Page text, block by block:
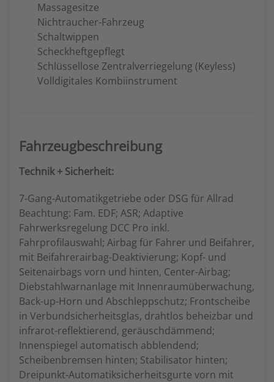
Massagesitze
Nichtraucher-Fahrzeug
Schaltwippen
Scheckheftgepflegt
Schlüssellose Zentralverriegelung (Keyless)
Volldigitales Kombiinstrument
Fahrzeugbeschreibung
Technik + Sicherheit:
7-Gang-Automatikgetriebe oder DSG für Allrad
Beachtung: Fam. EDF; ASR; Adaptive
Fahrwerksregelung DCC Pro inkl.
Fahrprofilauswahl; Airbag für Fahrer und Beifahrer,
mit Beifahrerairbag-Deaktivierung; Kopf- und
Seitenairbags vorn und hinten, Center-Airbag;
Diebstahlwarnanlage mit Innenraumüberwachung,
Back-up-Horn und Abschleppschutz; Frontscheibe
in Verbundsicherheitsglas, drahtlos beheizbar und
infrarot-reflektierend, geräuschdämmend;
Innenspiegel automatisch abblendend;
Scheibenbremsen hinten; Stabilisator hinten;
Dreipunkt-Automatiksicherheitsgurte vorn mit